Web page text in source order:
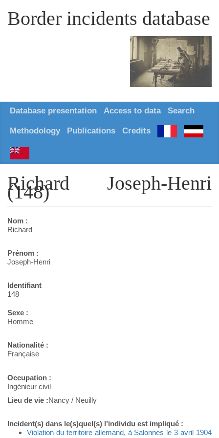
Border incidents database
Database presentation Access to data Search
Methodology Publications Credits
Richard Joseph-Henri
(148)
Nom :
Richard
Prénom :
Joseph-Henri
Identifiant
148
Sexe :
Homme
Nationalité :
Française
Occupation :
Ingénieur civil
Lieu de vie :Nancy / Neuilly
Incident(s) dans le(s)quel(s) l’individu est impliqué :
Violation du territoire allemand, à Salonnes le 3 avril 1904